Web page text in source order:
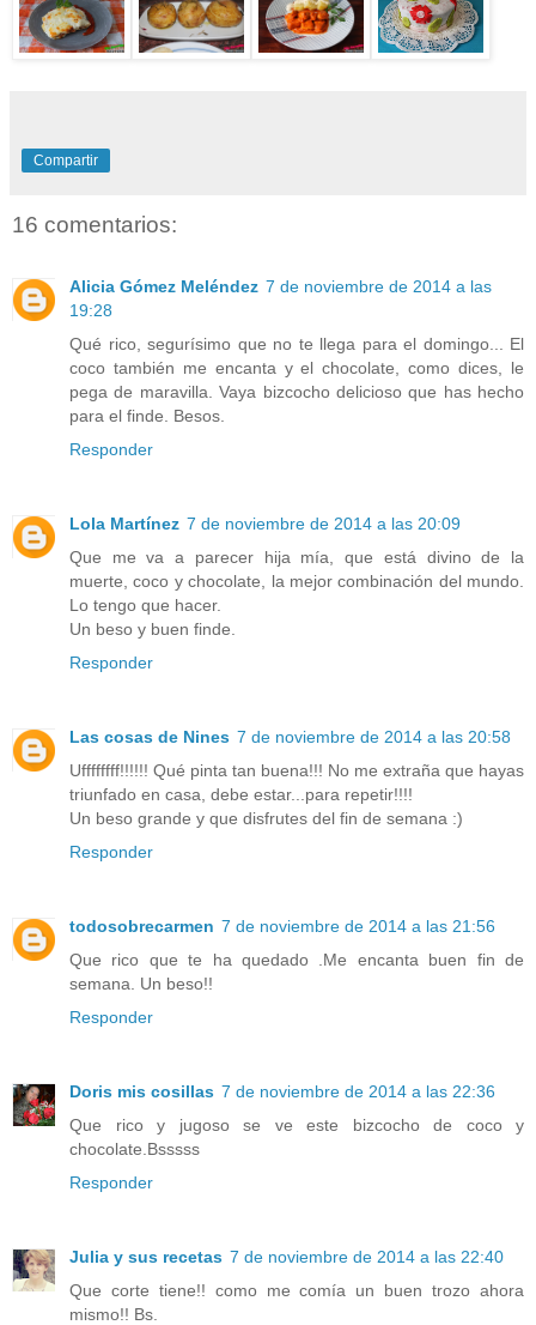
Compartir
16 comentarios:
Alicia Gómez Meléndez 7 de noviembre de 2014 a las
19:28
Qué rico, segurísimo que no te llega para el domingo... El
coco también me encanta y el chocolate, como dices, le
pega de maravilla. Vaya bizcocho delicioso que has hecho
para el finde. Besos.
Responder
Lola Martínez 7 de noviembre de 2014 a las 20:09
Que me va a parecer hija mía, que está divino de la
muerte, coco y chocolate, la mejor combinación del mundo.
Lo tengo que hacer.
Un beso y buen finde.
Responder
Las cosas de Nines 7 de noviembre de 2014 a las 20:58
Uffffffff!!!!!! Qué pinta tan buena!!! No me extraña que hayas
triunfado en casa, debe estar...para repetir!!!!
Un beso grande y que disfrutes del fin de semana :)
Responder
todosobrecarmen 7 de noviembre de 2014 a las 21:56
Que rico que te ha quedado .Me encanta buen fin de
semana. Un beso!!
Responder
Doris mis cosillas 7 de noviembre de 2014 a las 22:36
Que rico y jugoso se ve este bizcocho de coco y
chocolate.Bsssss
Responder
Julia y sus recetas 7 de noviembre de 2014 a las 22:40
Que corte tiene!! como me comía un buen trozo ahora
mismo!! Bs.